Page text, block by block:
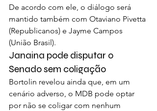
De acordo com ele, o diálogo será
mantido também com Otaviano Pivetta
(Republicanos) e Jayme Campos
(União Brasil).
Janaina pode disputar o
Senado sem coligação
Bortolin revelou ainda que, em um
cenário adverso, o MDB pode optar
por não se coligar com nenhum